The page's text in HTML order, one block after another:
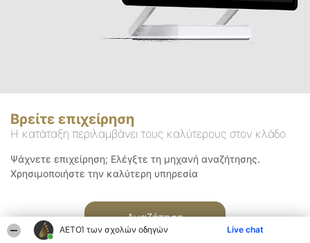
ΑΕΤΟΊ των σχολών οδηγών Live chat
Βρείτε επιχείρηση
Η κατάταξη περιλαμβάνει τους καλύτερους στον κλάδο
Ψάχνετε επιχείρηση; Ελέγξτε τη μηχανή αναζήτησης.
Χρησιμοποιήστε την καλύτερη υπηρεσία
Αναζήτηση